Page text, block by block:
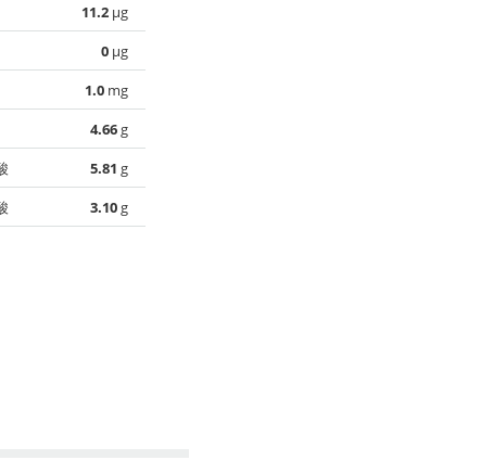
11.2 µg
0 µg
1.0 mg
4.66g
5.81 g
3.10g